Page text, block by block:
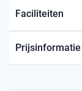
Faciliteiten
Prijsinformatie